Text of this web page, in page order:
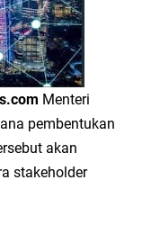
Angkat Kuliner
Bingkisan Lebaran
Menteri
pembentukan
akan
stakeholder